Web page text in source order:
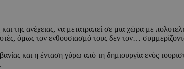
της ανέχειας, να μετατραπεί σε μια χώρα με
όμως τον ενθουσιασμό τους δεν τον…
και η ένταση γύρω από τη δημιουργία ενός